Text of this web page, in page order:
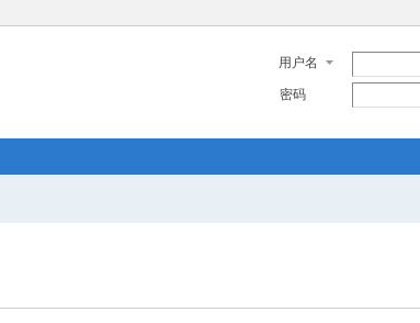
用户名
密码